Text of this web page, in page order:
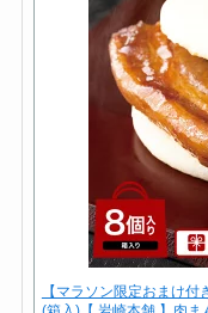
【マラソン限定おまけ